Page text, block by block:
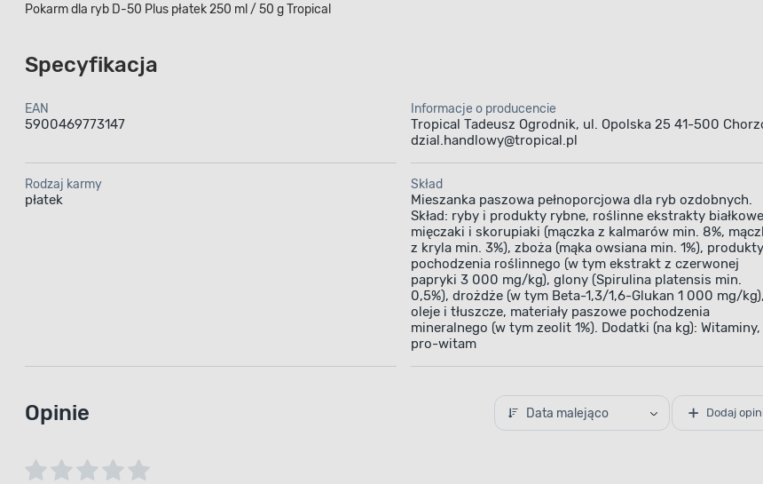
Pokarm dla ryb D-50 Plus płatek 250 ml / 50 g Tropical
Specyfikacja
EAN
5900469773147
Informacje o producencie
Tropical Tadeusz Ogrodnik, ul. Opolska 25 41-500
dzial.handlowy@tropical.pl
Rodzaj karmy
płatek
Skład
Mieszanka paszowa pełnoporcjowa dla ryb ozdobnych.
Skład: ryby i produkty rybne, roślinne ekstrakty
mięczaki i skorupiaki (mączka z kalmarów min. 8%,
z kryla min. 3%), zboża (mąka owsiana min. 1%), produkty
pochodzenia roślinnego (w tym ekstrakt z czerwonej
papryki 3 000 mg/kg), glony (Spirulina platensis min.
0,5%), drożdże (w tym Beta-1,3/1,6-Glukan 1 000 mg/kg),
oleje i tłuszcze, materiały paszowe pochodzenia
mineralnego (w tym zeolit 1%). Dodatki (na kg): Witaminy,
pro-witam
Opinie Data malejąco Dodaj